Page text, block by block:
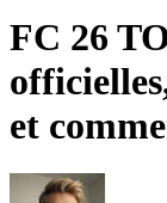
FC 26
et